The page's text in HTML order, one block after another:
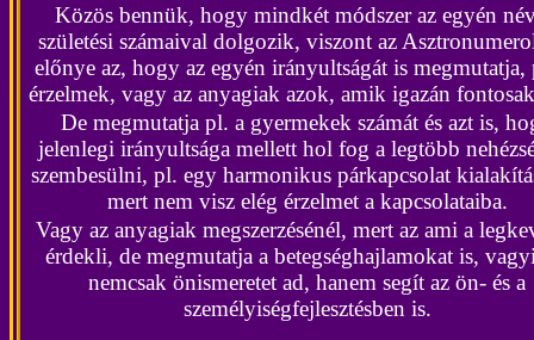
Közös bennük, hogymindkét módszer az egyén
születési számaival dolgozik, viszont az
előnye az, hogy az egyén irányultságát is megmutatja,
érzelmek, vagy az anyagiak azok, amik igazán
De megmutatja pl. a gyermekek számát és azt is,
jelenlegi irányultsága mellett hol fog a legtöbb
szembesülni, pl. egy harmonikus párkapcsolat
mert nem visz elég érzelmet a kapcsolataiba.
Vagy az anyagiak megszerzésénél, mert az ami a
érdekli, de megmutatja a betegséghajlamokat is,
nemcsak önismeretet ad, hanem segít az ön- és a
személyiségfejlesztésben is.